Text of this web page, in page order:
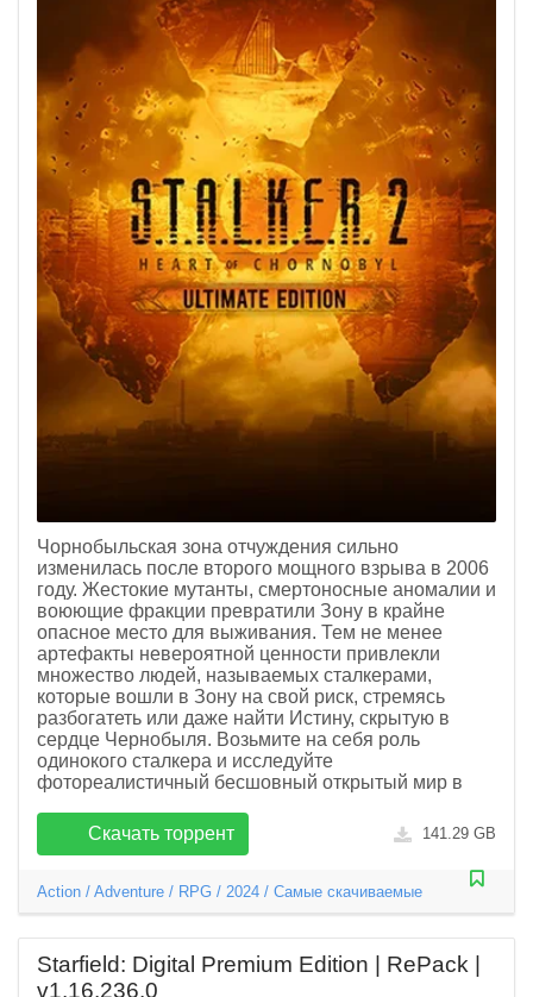
Чорнобыльская зона отчуждения сильно
изменилась после второго мощного взрыва в 2006
году. Жестокие мутанты, смертоносные аномалии и
воюющие фракции превратили Зону в крайне
опасное место для выживания. Тем не менее
артефакты невероятной ценности привлекли
множество людей, называемых сталкерами,
которые вошли в Зону на свой риск, стремясь
разбогатеть или даже найти Истину, скрытую в
сердце Чернобыля. Возьмите на себя роль
одинокого сталкера и исследуйте
фотореалистичный бесшовный открытый мир в
Скачать торрент 141.29 GB
Action / Adventure / RPG / 2024 / Самые скачиваемые
Starfield: Digital Premium Edition | RePack |
v1.16.236.0